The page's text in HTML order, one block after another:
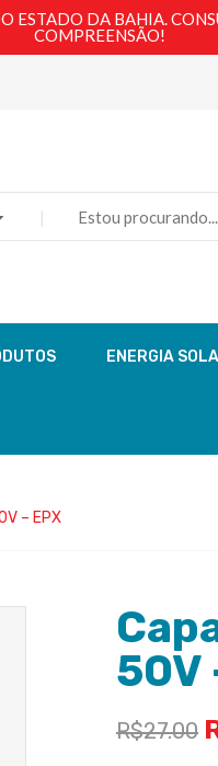
DA BAHIA.
COMPREENSÃO!
ENERGIA
– EPX
50V
R$27.00